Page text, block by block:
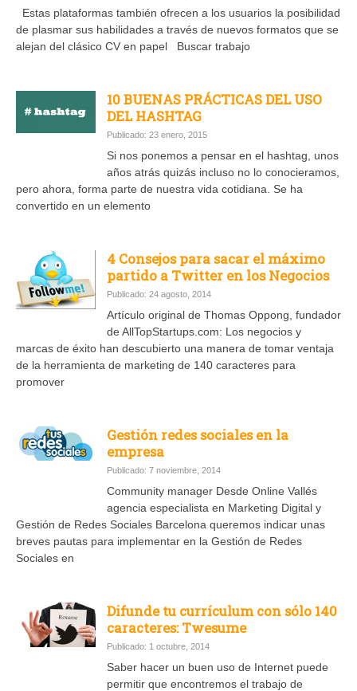
Estas plataformas también ofrecen a los usuarios la posibilidad
de plasmar sus habilidades a través de nuevos formatos que se
alejan del clásico CV en papel Buscar trabajo
10 BUENAS PRÁCTICAS DEL USO
DEL HASHTAG
Publicado: 23 enero, 2015
Si nos ponemos a pensar en el hashtag, unos
años atrás quizás incluso no lo conocieramos,
pero ahora, forma parte de nuestra vida cotidiana. Se ha
convertido en un elemento
4 Consejos para sacar el máximo
partido a Twitter en los Negocios
Publicado: 24 agosto, 2014
Artículo original de Thomas Oppong, fundador
de AllTopStartups.com: Los negocios y
marcas de éxito han descubierto una manera de tomar ventaja
de la herramienta de marketing de 140 caracteres para
promover
Gestión redes sociales en la
empresa
Publicado: 7 noviembre, 2014
Community manager Desde Online Vallés
agencia especialista en Marketing Digital y
Gestión de Redes Sociales Barcelona queremos indicar unas
breves pautas para implementar en la Gestión de Redes
Sociales en
Difunde tu currículum con sólo 140
caracteres: Twesume
Publicado: 1 octubre, 2014
Saber hacer un buen uso de Internet puede
permitir que encontremos el trabajo de